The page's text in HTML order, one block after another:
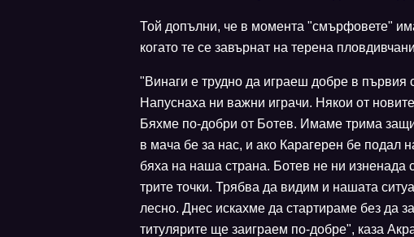
Той допълни, че в момента "смърфовете"
когато те се завърнат на терена
"Винаги е трудно да играеш добре в първия
Напуснаха ни важни играчи. Някои от
Бяхме по-добри от Ботев. Имаме трима
в мача бе за нас, и ако Карагерен бе
бяха на наша страна. Ботев не ни
трите точки. Трябва да видим и нашата
лесно. Днес искахме да стартираме без да
титулярите ще заиграем по-добре", каза